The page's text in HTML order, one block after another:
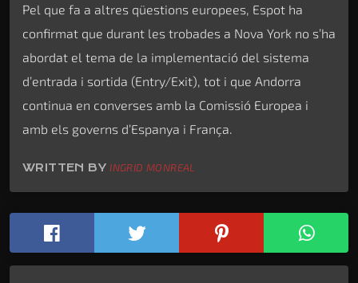
Pel que fa a altres qüestions europees, Espot ha
confirmat que durant les trobades a Nova York no s’ha
abordat el tema de la implementació del sistema
d’entrada i sortida (Entry/Exit), tot i que Andorra
continua en converses amb la Comissió Europea i
amb els governs d’Espanya i França.
WRITTEN BY INGRID MONREAL